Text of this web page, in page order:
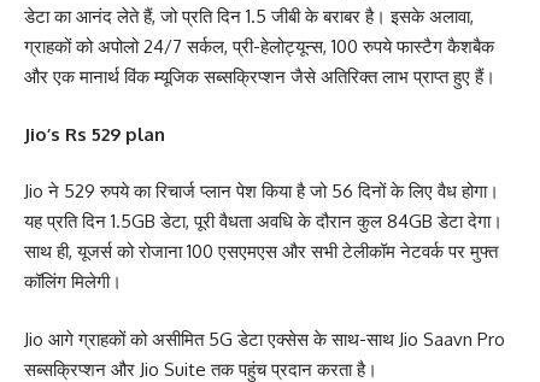
डेटा का आनंद लेते हैं, जो प्रति दिन 1.5 जीबी के बराबर है। इसके अलावा,
ग्राहकों को अपोलो 24/7 सर्कल, प्री-हेलोट्यून्स, 100 रुपये फास्टैग कैशबैक
और एक मानार्थ विंक म्यूजिक सब्सक्रिप्शन जैसे अतिरिक्त लाभ प्राप्त हुए हैं।
Jio’s Rs 529 plan
Jio ने 529 रुपये का रिचार्ज प्लान पेश किया है जो 56 दिनों के लिए वैध होगा।
यह प्रति दिन 1.5GB डेटा, पूरी वैधता अवधि के दौरान कुल 84GB डेटा देगा।
साथ ही, यूजर्स को रोजाना 100 एसएमएस और सभी टेलीकॉम नेटवर्क पर मुफ्त
कॉलिंग मिलेगी।
Jio आगे ग्राहकों को असीमित 5G डेटा एक्सेस के साथ-साथ Jio Saavn Pro
सब्सक्रिप्शन और Jio Suite तक पहुंच प्रदान करता है।